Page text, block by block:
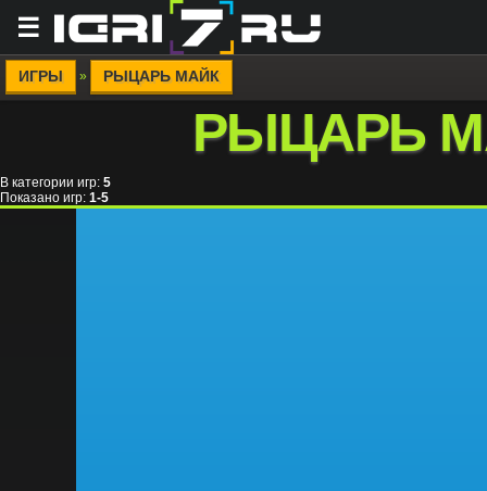
☰
ИГРЫ » РЫЦАРЬ МАЙК
РЫЦАРЬ
В категории игр: 5
Показано игр: 1-5